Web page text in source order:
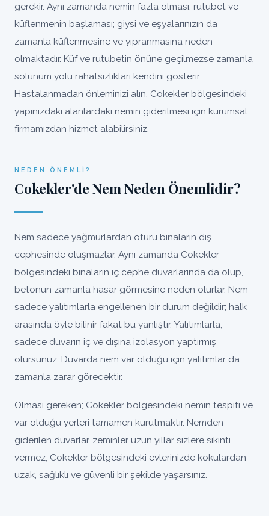
gerekir. Aynı zamanda nemin fazla olması, rutubet ve
küflenmenin başlaması; giysi ve eşyalarınızın da
zamanla küflenmesine ve yıpranmasına neden
olmaktadır. Küf ve rutubetin önüne geçilmezse zamanla
solunum yolu rahatsızlıkları kendini gösterir.
Hastalanmadan önleminizi alın. Cokekler bölgesindeki
yapınızdaki alanlardaki nemin giderilmesi için kurumsal
firmamızdan hizmet alabilirsiniz.
NEDEN ÖNEMLI?
Cokekler'de Nem Neden Önemlidir?
Nem sadece yağmurlardan ötürü binaların dış
cephesinde oluşmazlar. Aynı zamanda Cokekler
bölgesindeki binaların iç cephe duvarlarında da olup,
betonun zamanla hasar görmesine neden olurlar. Nem
sadece yalıtımlarla engellenen bir durum değildir; halk
arasında öyle bilinir fakat bu yanlıştır. Yalıtımlarla,
sadece duvarın iç ve dışına izolasyon yaptırmış
olursunuz. Duvarda nem var olduğu için yalıtımlar da
zamanla zarar görecektir.
Olması gereken; Cokekler bölgesindeki nemin tespiti ve
var olduğu yerleri tamamen kurutmaktır. Nemden
giderilen duvarlar, zeminler uzun yıllar sizlere sıkıntı
vermez, Cokekler bölgesindeki evlerinizde kokulardan
uzak, sağlıklı ve güvenli bir şekilde yaşarsınız.